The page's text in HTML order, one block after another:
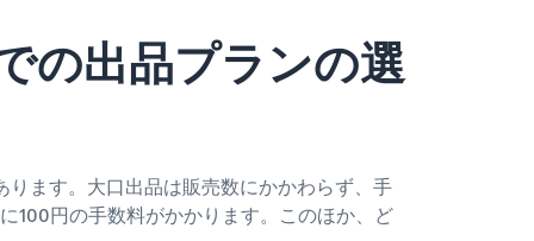
の出品プランの選
ます。大口出品は販売数にかかわらず、手
100円の手数料がかかります。このほか、ど